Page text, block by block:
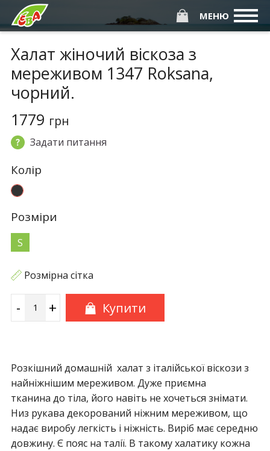
МЕНЮ
Халат жіночий віскоза з
мереживом 1347 Roksana,
чорний.
1779 грн
Задати питання
Колiр
Розмiри
S
Розмірна сітка
- + Купити
Розкішний домашній халат з італійської віскози з
найніжнішим мереживом. Дуже приємна
тканина до тіла, його навіть не хочеться знімати.
Низ рукава декорований ніжним мереживом, що
надає виробу легкість і ніжність. Виріб має середню
довжину. Є пояс на талії. В такому халатику кожна